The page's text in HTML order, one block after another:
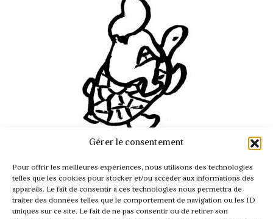
Gérer le consentement
Pour offrir les meilleures expériences, nous utilisons des technologies
telles que les cookies pour stocker et/ou accéder aux informations des
appareils. Le fait de consentir à ces technologies nous permettra de
traiter des données telles que le comportement de navigation ou les ID
uniques sur ce site. Le fait de ne pas consentir ou de retirer son
@REVUEPASSAGER